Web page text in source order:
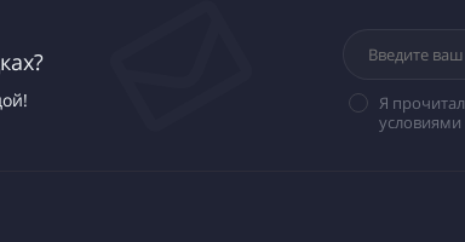
Я прочитал
условиями